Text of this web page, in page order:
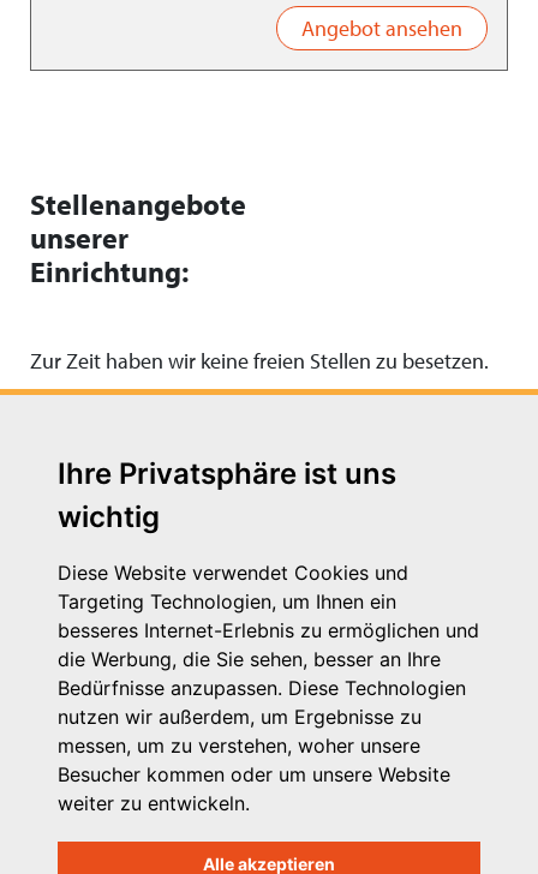
Ihre Privatsphäre ist uns
wichtig
Diese Website verwendet Cookies und
Targeting Technologien, um Ihnen ein
besseres Internet-Erlebnis zu ermöglichen und
die Werbung, die Sie sehen, besser an Ihre
Bedürfnisse anzupassen. Diese Technologien
nutzen wir außerdem, um Ergebnisse zu
messen, um zu verstehen, woher unsere
Besucher kommen oder um unsere Website
weiter zu entwickeln.
Alle akzeptieren
Angebot ansehen
Stellenangebote
unserer
Einrichtung:
Zur Zeit haben wir keine freien Stellen zu besetzen.
Michaelkirchstr. 17/18
10179 Berlin
Telefon: 030 – 58 58 17 16 01
E-Mail: info@vpk.de
Mehr Informationen: www.vpk.de
Hilfe